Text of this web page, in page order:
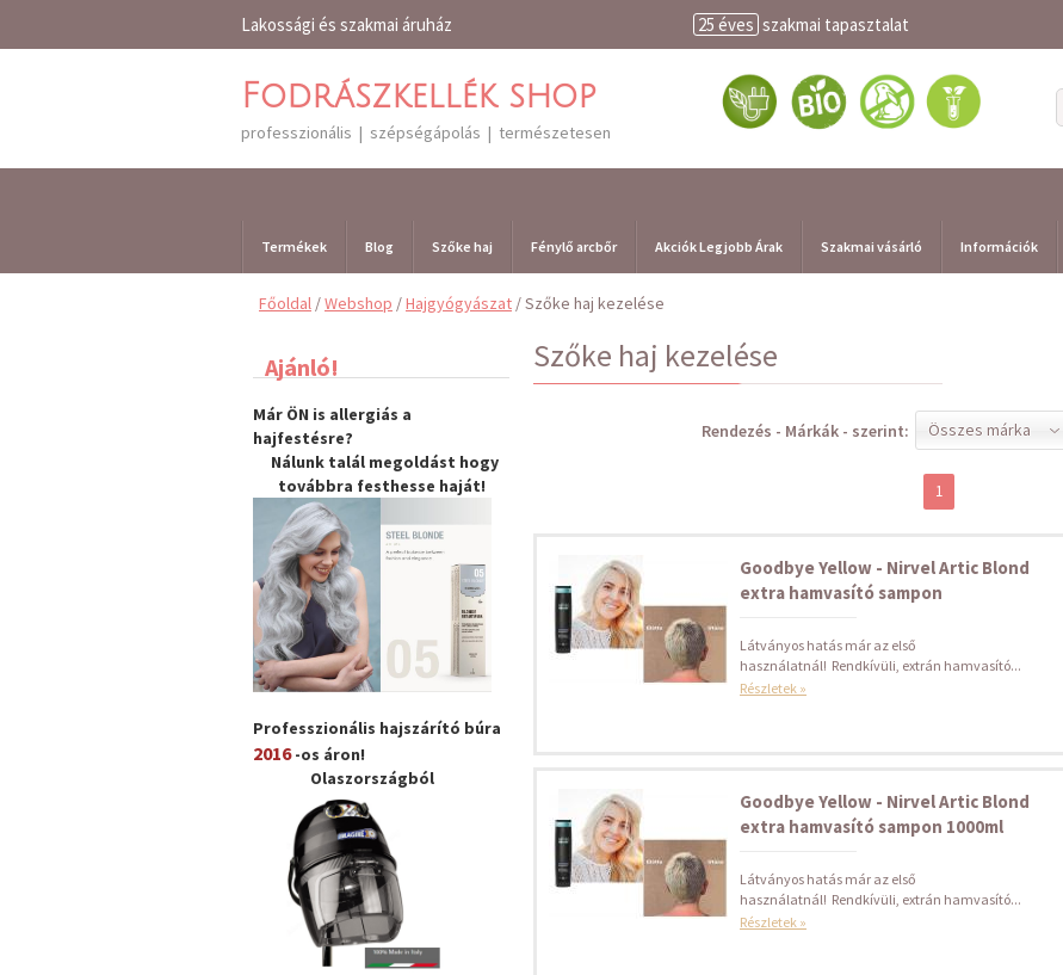
Lakossági és szakmai áruház 25 éves szakmai tapasztalat
Fodrászkellék shop
professzionális | szépségápolás | természetesen
Termékek Blog Szőke haj Fénylő arcbőr Akciók Legjobb Árak Szakmai vásárló Információk
Főoldal /Webshop /Hajgyógyászat / Szőke haj kezelése
Szőke haj kezelése
Összes márka
Rendezés - Márkák - szerint:
1
Goodbye Yellow - Nirvel Artic Blond
extra hamvasító sampon
Látványos hatás már az első
használatnál! Rendkívüli, extrán hamvasító...
Részletek »
Goodbye Yellow - Nirvel Artic Blond
extra hamvasító sampon 1000ml
Látványos hatás már az első
használatnál! Rendkívüli, extrán hamvasító...
Részletek »
Ajánló!
Már ÖN is allergiás a
hajfestésre?
Nálunk talál megoldást hogy
továbbra festhesse haját!
Professzionális hajszárító búra
2016-os áron!
Olaszországból